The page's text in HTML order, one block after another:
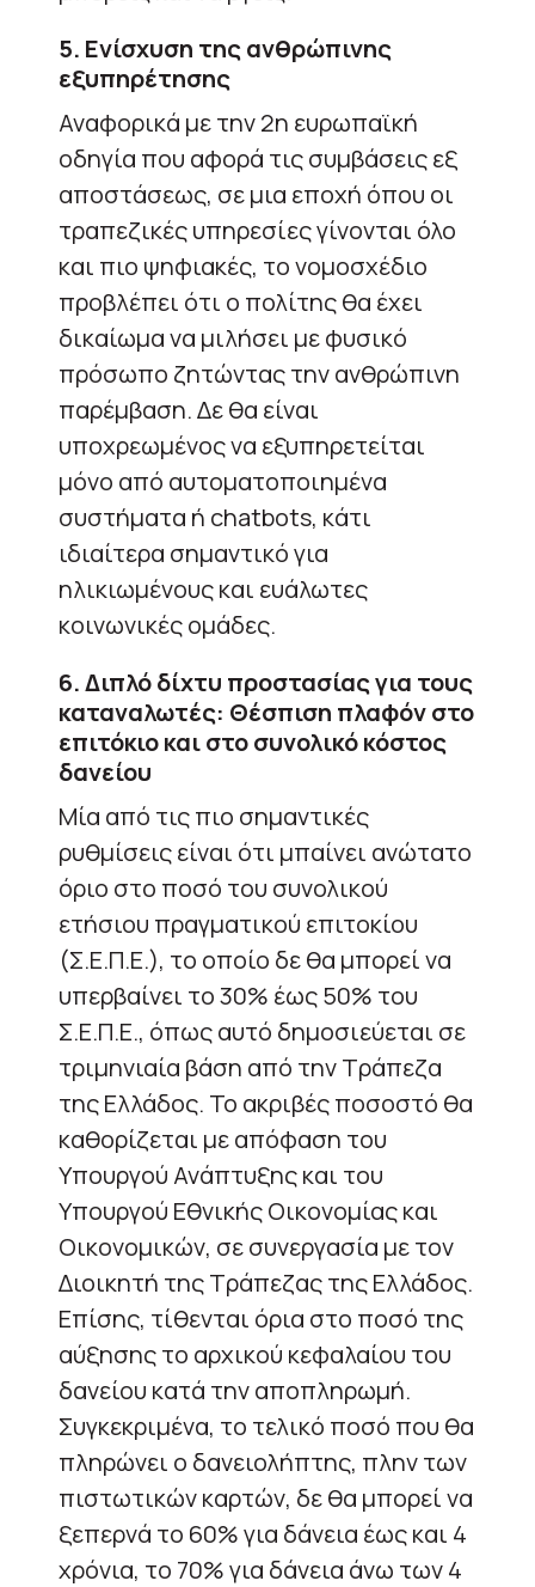
5. Ενίσχυση της ανθρώπινης
εξυπηρέτησης
Αναφορικά με την 2η ευρωπαϊκή
οδηγία που αφορά τις συμβάσεις εξ
αποστάσεως, σε μια εποχή όπου οι
τραπεζικές υπηρεσίες γίνονται όλο
και πιο ψηφιακές, το νομοσχέδιο
προβλέπει ότι ο πολίτης θα έχει
δικαίωμα να μιλήσει με φυσικό
πρόσωπο ζητώντας την ανθρώπινη
παρέμβαση. Δε θα είναι
υποχρεωμένος να εξυπηρετείται
μόνο από αυτοματοποιημένα
συστήματα ή chatbots, κάτι
ιδιαίτερα σημαντικό για
ηλικιωμένους και ευάλωτες
κοινωνικές ομάδες.
6. Διπλό δίχτυ προστασίας για τους
καταναλωτές: Θέσπιση πλαφόν στο
επιτόκιο και στο συνολικό κόστος
δανείου
Μία από τις πιο σημαντικές
ρυθμίσεις είναι ότι μπαίνει ανώτατο
όριο στο ποσό του συνολικού
ετήσιου πραγματικού επιτοκίου
(Σ.Ε.Π.Ε.), το οποίο δε θα μπορεί να
υπερβαίνει το 30% έως 50% του
Σ.Ε.Π.Ε., όπως αυτό δημοσιεύεται σε
τριμηνιαία βάση από την Τράπεζα
της Ελλάδος. Το ακριβές ποσοστό θα
καθορίζεται με απόφαση του
Υπουργού Ανάπτυξης και του
Υπουργού Εθνικής Οικονομίας και
Οικονομικών, σε συνεργασία με τον
Διοικητή της Τράπεζας της Ελλάδος.
Επίσης, τίθενται όρια στο ποσό της
αύξησης το αρχικού κεφαλαίου του
δανείου κατά την αποπληρωμή.
Συγκεκριμένα, το τελικό ποσό που θα
πληρώνει ο δανειολήπτης, πλην των
πιστωτικών καρτών, δε θα μπορεί να
ξεπερνά το 60% για δάνεια έως και 4
χρόνια, το 70% για δάνεια άνω των 4